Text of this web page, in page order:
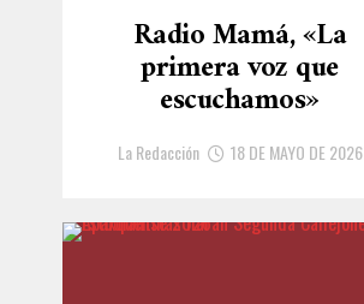
Radio Mamá, «La
primera voz que
escuchamos»
La Redacción 18 DE MAYO DE 2026